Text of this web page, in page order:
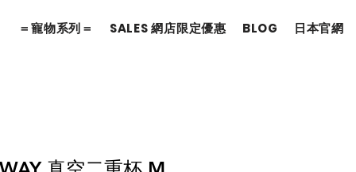
＝寵物系列＝ SALES 網店限定優惠 BLOG 日本官網